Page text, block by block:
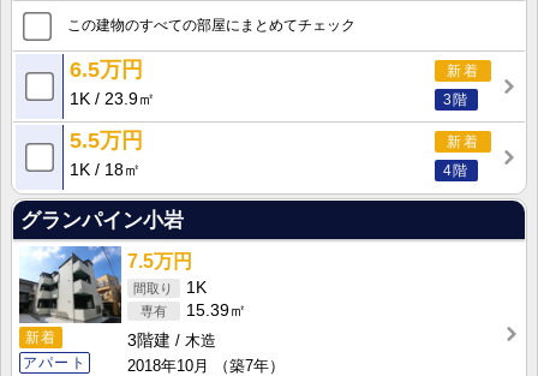
この建物のすべての部屋にまとめてチェック
新着
3階
6.5万円
1K 23.9㎡
新着
4階
5.5万円
1K 18㎡
グランパイン小岩
新着
アパート
7.5万円
1K
15.39㎡
3階建
木造
2018年10月
（築7年）